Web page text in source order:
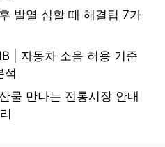
발열 심할 때 해결팁 7가
| 자동차 소음 허용 기준
석
물 만나는 전통시장 안내